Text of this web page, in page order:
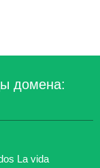
домена:
La vida